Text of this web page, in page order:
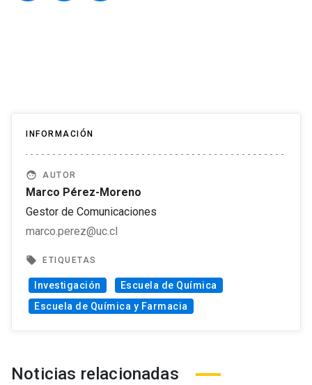
INFORMACIÓN
face AUTOR
Marco Pérez-Moreno
Gestor de Comunicaciones
marco.perez@uc.cl
local_offer ETIQUETAS
Investigación
Escuela de Química
Escuela de Química y Farmacia
Noticias relacionadas